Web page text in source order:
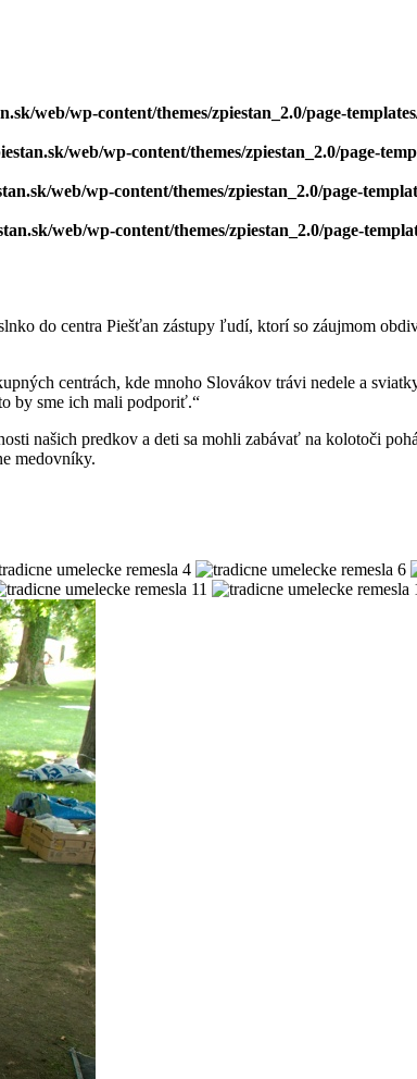
web/wp-content/themes/zpiestan_2.0/page-
web/wp-content/themes/zpiestan_2.0/page-
web/wp-content/themes/zpiestan_2.0/page-
web/wp-content/themes/zpiestan_2.0/page-
do centra Piešťan zástupy ľudí, ktorí so záujmom
centrách, kde mnoho Slovákov trávi nedele a
by sme ich mali podporiť.“
našich predkov a deti sa mohli zabávať na kolotoči
medovníky.